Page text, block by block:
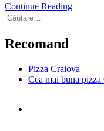
Continue Reading
Caută
după:
Recomand
Pizza Craiova
Cea mai buna pizza